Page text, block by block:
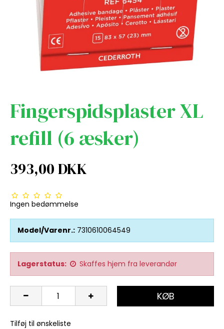
Fingerspidsplaster XL
refill (6 æsker)
393,00 DKK
Ingen bedømmelse
Model/Varenr.: 7310610064549
Lagerstatus: Skaffes hjem fra leverandør
KØB
Tilføj til ønskeliste